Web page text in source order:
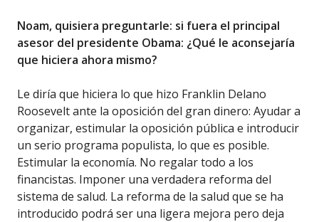
Noam, quisiera preguntarle: si fuera el principal
asesor del presidente Obama: ¿Qué le aconsejaría
que hiciera ahora mismo?
Le diría que hiciera lo que hizo Franklin Delano
Roosevelt ante la oposición del gran dinero: Ayudar a
organizar, estimular la oposición pública e introducir
un serio programa populista, lo que es posible.
Estimular la economía. No regalar todo a los
financistas. Imponer una verdadera reforma del
sistema de salud. La reforma de la salud que se ha
introducido podrá ser una ligera mejora pero deja